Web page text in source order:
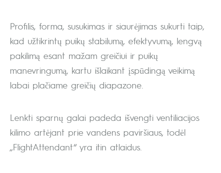
Profilis, forma, susukimas ir siaurėjimas sukurti taip,
kad užtikrintų puikų stabilumą, efektyvumą, lengvą
pakilimą esant mažam greičiui ir puikų
manevringumą, kartu išlaikant įspūdingą veikimą
labai plačiame greičių diapazone.
Lenkti sparnų galai padeda išvengti ventiliacijos
kilimo artėjant prie vandens paviršiaus, todėl
„FlightAttendant“ yra itin atlaidus.